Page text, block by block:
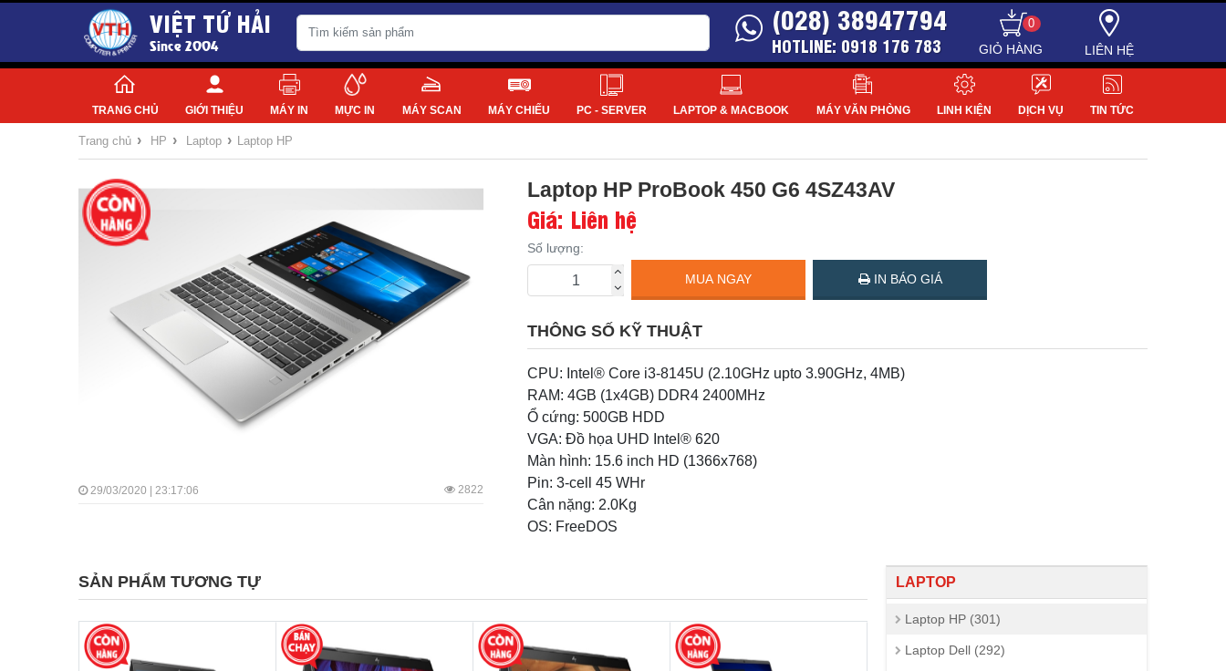
VIỆT TỨ HẢI
Since 2004
0
(028) 38947794
HOTLINE: 0918 176 783 LIÊN HỆ
TRANG CHỦ GIỚI THIỆU MÁY IN MỰC IN MÁY SCAN MÁY CHIẾU PC - SERVER LAPTOP & MACBOOK MÁY VĂN PHÒNG LINH KIỆN DỊCH VỤ TIN TỨC
Trang chủ › HP › Laptop › Laptop HP
29/03/2020 | 23:17:06 2822
Laptop HP ProBook 450 G6 4SZ43AV
Giá: Liên hệ
Số lượng:
MUA NGAY IN BÁO GIÁ
THÔNG SỐ KỸ THUẬT
CPU: Intel® Core i3-8145U (2.10GHz upto 3.90GHz, 4MB)
RAM: 4GB (1x4GB) DDR4 2400MHz
Ổ cứng: 500GB HDD
VGA: Đồ họa UHD Intel® 620
Màn hình: 15.6 inch HD (1366x768)
Pin: 3-cell 45 WHr
Cân nặng: 2.0Kg
OS: FreeDOS
SẢN PHẨM TƯƠNG TỰ LAPTOP
Laptop HP (301)
Laptop Dell (292)